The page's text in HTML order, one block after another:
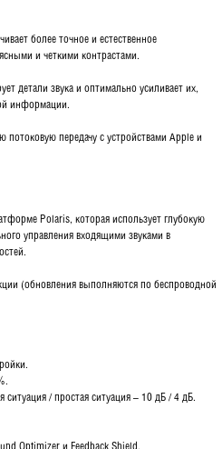
более точное и естественное
и четкими контрастами.
детали звука и оптимально усиливает их,
информации.
потоковую передачу с устройствами Apple и
Polaris, которая использует глубокую
управления входящими звуками в
(обновления выполняются по беспроводной
/ простая ситуация – 10 дБ / 4 дБ.